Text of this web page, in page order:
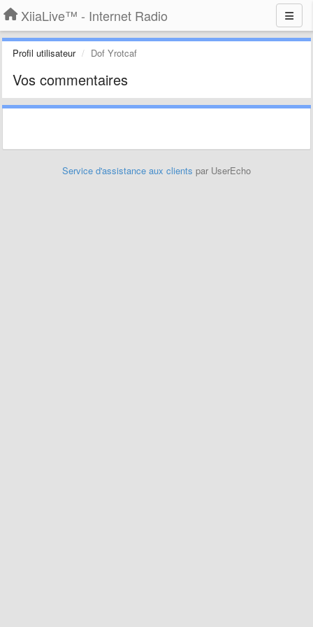
XiiaLive™ - Internet Radio
Profil utilisateur Dof Yrotcaf
Vos commentaires
Service d'assistance aux clients par UserEcho